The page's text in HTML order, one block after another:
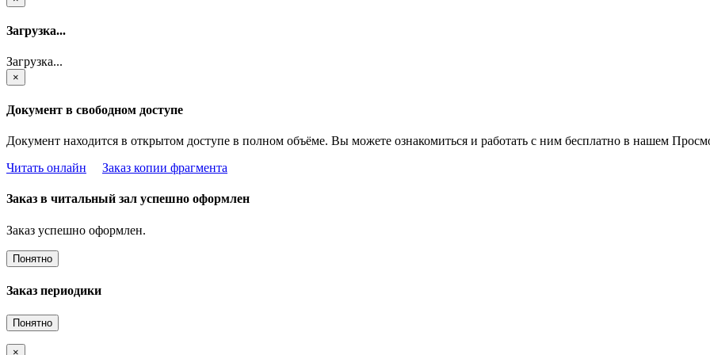
Загрузка...
Загрузка...
×
Документ в свободном доступе
Документ находится в открытом доступе в полном объёме. Вы можете ознакомиться и работать с ним бесплатно в нашем
Читать онлайн
Заказ копии фрагмента
Заказ в читальный зал успешно оформлен
Заказ успешно оформлен.
Понятно
Заказ периодики
Понятно
×